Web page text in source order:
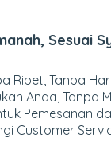
Sesuai
Ribet, Tanpa
Anda, Tanpa
Pemesanan
Customer